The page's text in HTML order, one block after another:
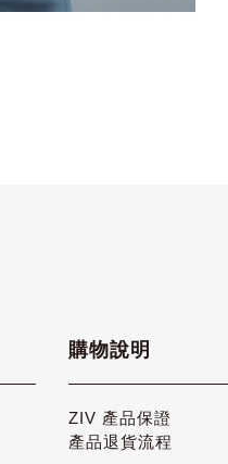
購物說明
ZIV 產品保證
產品退貨流程